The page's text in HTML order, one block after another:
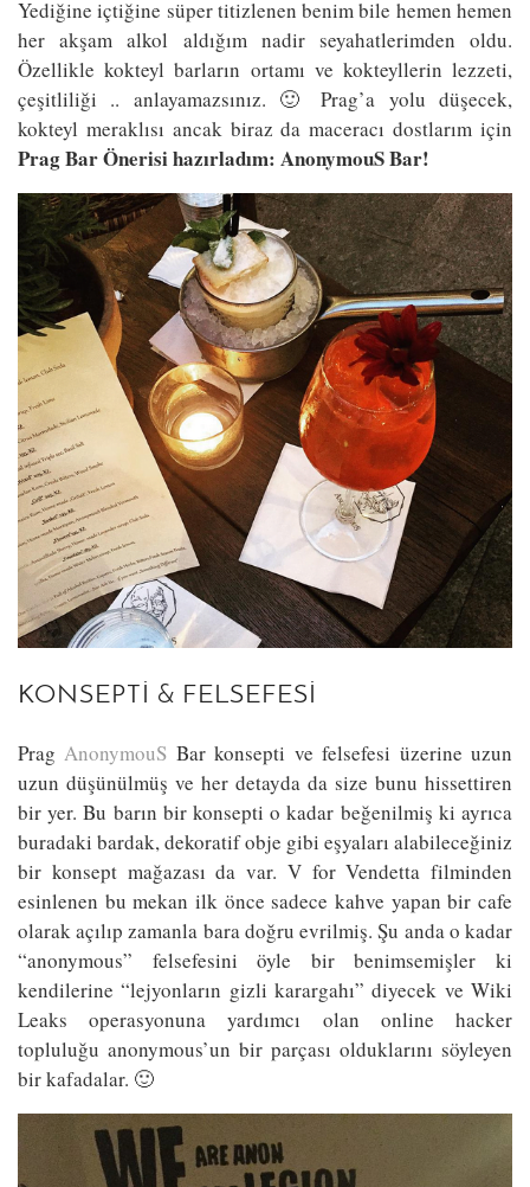
Yediğine içtiğine süper titizlenen benim bile hemen hemen
her akşam alkol aldığım nadir seyahatlerimden oldu.
Özellikle kokteyl barların ortamı ve kokteyllerin lezzeti,
çeşitliliği .. anlayamazsınız. 🙂 Prag’a yolu düşecek,
kokteyl meraklısı ancak biraz da maceracı dostlarım için
Prag Bar Önerisi hazırladım: AnonymouS Bar!
KONSEPTI & FELSEFESI
Prag AnonymouS Bar konsepti ve felsefesi üzerine uzun
uzun düşünülmüş ve her detayda da size bunu hissettiren
bir yer. Bu barın bir konsepti o kadar beğenilmiş ki ayrıca
buradaki bardak, dekoratif obje gibi eşyaları alabileceğiniz
bir konsept mağazası da var. V for Vendetta filminden
esinlenen bu mekan ilk önce sadece kahve yapan bir cafe
olarak açılıp zamanla bara doğru evrilmiş. Şu anda o kadar
“anonymous” felsefesini öyle bir benimsemişler ki
kendilerine “lejyonların gizli karargahı” diyecek ve Wiki
Leaks operasyonuna yardımcı olan online hacker
topluluğu anonymous’un bir parçası olduklarını söyleyen
bir kafadalar. 🙂